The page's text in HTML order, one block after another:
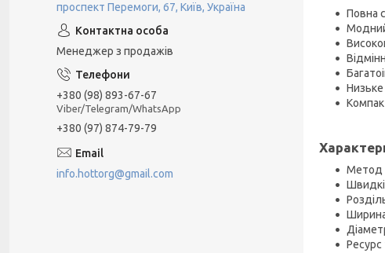
Повна
Метод
проспект Перемоги, 67, Київ, Україна
Менеджер з продажів
+380 (98) 893-67-67
Viber/Telegram/WhatsApp
+380 (97) 874-79-79
info.hottorg@gmail.com